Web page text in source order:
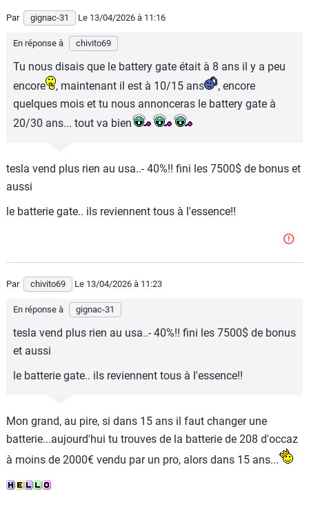
plein fer.. sur la borne rapide!!
l age moyen du parc auto c'est 12 /3 ans..
çà veut dire que tu as 20 millions de caisses qui ont entre
neuf et 12 ans.;
chiffre impossible avec ton ve jetable!!
Par gignac-31 Le 13/04/2026 à 11:16
En réponse à chivito69
Tu nous disais que le battery gate était à 8 ans il y a peu
encore
, maintenant il est à 10/15 ans
, encore
quelques mois et tu nous annonceras le battery gate à
20/30 ans... tout va bien
tesla vend plus rien au usa..- 40%!! fini les 7500$ de bonus et
aussi
le batterie gate.. ils reviennent tous à l'essence!!
Par chivito69 Le 13/04/2026 à 11:23
En réponse à gignac-31
tesla vend plus rien au usa..- 40%!! fini les 7500$ de bonus
et aussi
le batterie gate.. ils reviennent tous à l'essence!!
Mon grand, au pire, si dans 15 ans il faut changer une
batterie...aujourd'hui tu trouves de la batterie de 208 d'occaz
à moins de 2000€ vendu par un pro, alors dans 15 ans...